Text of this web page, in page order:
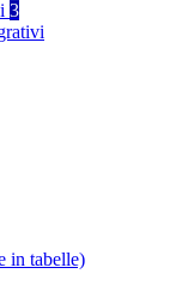
3
in tabelle)